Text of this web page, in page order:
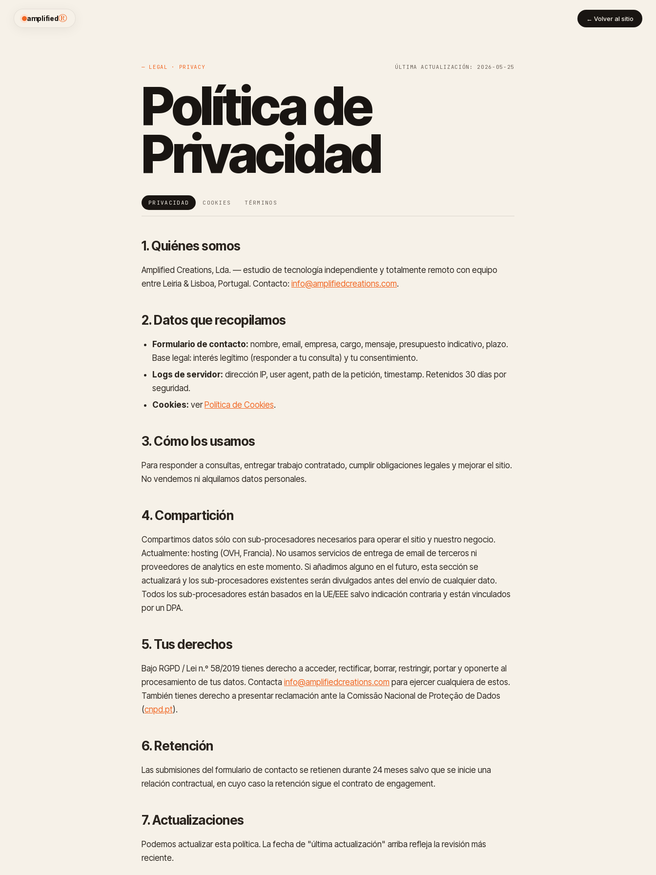
amplified® ← Volver al sitio
— LEGAL · PRIVACY ÚLTIMA ACTUALIZACIÓN: 2026-05-25
Política de
Privacidad
PRIVACIDAD COOKIES TÉRMINOS
1. Quiénes somos
Amplified Creations, Lda. — estudio de tecnología independiente y totalmente remoto con equipo
entre Leiria & Lisboa, Portugal. Contacto: info@amplifiedcreations.com.
2. Datos que recopilamos
Formulario de contacto: nombre, email, empresa, cargo, mensaje, presupuesto indicativo, plazo.
Base legal: interés legítimo (responder a tu consulta) y tu consentimiento.
Logs de servidor: dirección IP, user agent, path de la petición, timestamp. Retenidos 30 días por
seguridad.
Cookies: ver Política de Cookies.
3. Cómo los usamos
Para responder a consultas, entregar trabajo contratado, cumplir obligaciones legales y mejorar el sitio.
No vendemos ni alquilamos datos personales.
4. Compartición
Compartimos datos sólo con sub-procesadores necesarios para operar el sitio y nuestro negocio.
Actualmente: hosting (OVH, Francia). No usamos servicios de entrega de email de terceros ni
proveedores de analytics en este momento. Si añadimos alguno en el futuro, esta sección se
actualizará y los sub-procesadores existentes serán divulgados antes del envío de cualquier dato.
Todos los sub-procesadores están basados en la UE/EEE salvo indicación contraria y están vinculados
por un DPA.
5. Tus derechos
Bajo RGPD / Lei n.º 58/2019 tienes derecho a acceder, rectificar, borrar, restringir, portar y oponerte al
procesamiento de tus datos. Contacta info@amplifiedcreations.com para ejercer cualquiera de estos.
También tienes derecho a presentar reclamación ante la Comissão Nacional de Proteção de Dados
(cnpd.pt).
6. Retención
Las submisiones del formulario de contacto se retienen durante 24 meses salvo que se inicie una
relación contractual, en cuyo caso la retención sigue el contrato de engagement.
7. Actualizaciones
Podemos actualizar esta política. La fecha de "última actualización" arriba refleja la revisión más
reciente.